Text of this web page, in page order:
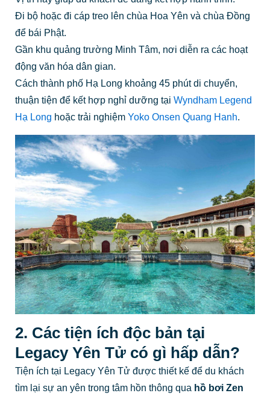
Đi bộ hoặc đi cáp treo lên chùa Hoa Yên và chùa Đồng
để bái Phật.
Gần khu quảng trường Minh Tâm, nơi diễn ra các hoạt
động văn hóa dân gian.
Cách thành phố Hạ Long khoảng 45 phút di chuyển,
thuận tiện để kết hợp nghỉ dưỡng tại Wyndham Legend
Hạ Long hoặc trải nghiệm Yoko Onsen Quang Hanh.
2. Các tiện ích độc bản tại
Legacy Yên Tử có gì hấp dẫn?
Tiện ích tại Legacy Yên Tử được thiết kế để du khách
tìm lại sự an yên trong tâm hồn thông qua hồ bơi Zen